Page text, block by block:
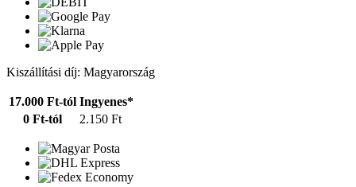
Kiszállítási díj: Magyarország
17.000 Ft-tól Ingyenes*
0 Ft-tól
2.150 Ft